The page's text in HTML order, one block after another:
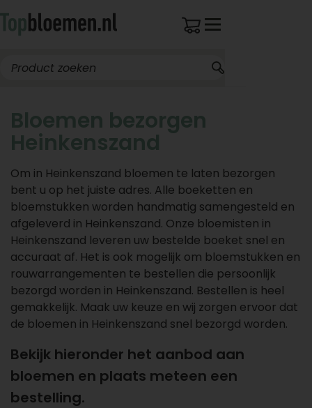
Bloemen bezorgen
Heinkenszand
Om in Heinkenszand bloemen te laten bezorgen
bent u op het juiste adres. Alle boeketten en
bloemstukken worden handmatig samengesteld en
afgeleverd in Heinkenszand. Onze bloemisten in
Heinkenszand leveren uw bestelde boeket snel en
accuraat af. Het is ook mogelijk om bloemstukken en
rouwarrangementen te bestellen die persoonlijk
bezorgd worden in Heinkenszand. Bestellen is heel
gemakkelijk. Maak uw keuze en wij zorgen ervoor dat
de bloemen in Heinkenszand snel bezorgd worden.
Bekijk hieronder het aanbod aan
bloemen en plaats meteen een
bestelling.